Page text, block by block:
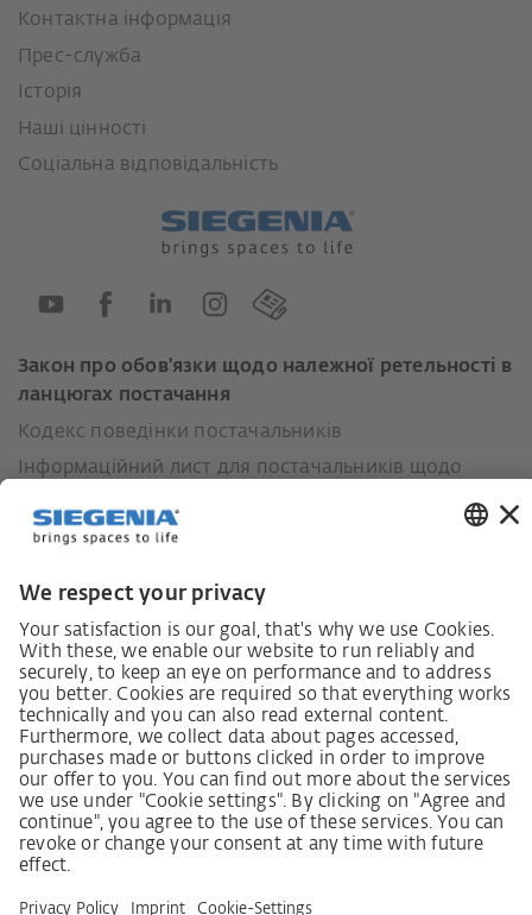
Контактна інформація
Прес-служба
Історія
Наші цінності
Соціальна відповідальність
Закон про обов'язки щодо належної ретельності в
ланцюгах постачання
Кодекс поведінки постачальників
Інформаційний лист для постачальників щодо
постачання (LkSG)
людини
Процедура подання та розгляду скарг відповідно
до Закону про належну обачність у ланцюгах
постачання
Довідкові дані AGB
Політика конфіденційності
Заява щодо доступності